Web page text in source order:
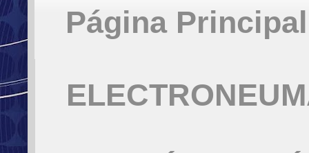
Página Principal